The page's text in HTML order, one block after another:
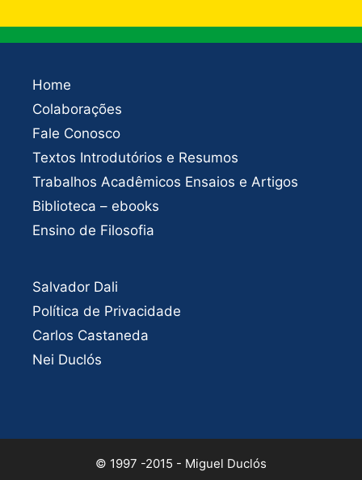
Home
Colaborações
Fale Conosco
Textos Introdutórios e Resumos
Trabalhos Acadêmicos Ensaios e Artigos
Biblioteca – ebooks
Ensino de Filosofia
Salvador Dali
Política de Privacidade
Carlos Castaneda
Nei Duclós
© 1997 -2015 - Miguel Duclós